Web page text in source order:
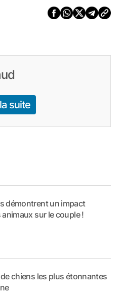
suite
démontrent un impact
sur le couple !
chiens les plus étonnantes